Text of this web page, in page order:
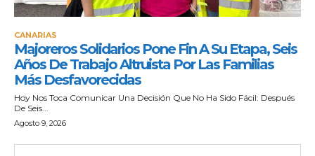
CANARIAS
Majoreros Solidarios Pone Fin A Su Etapa, Seis
Años De Trabajo Altruista Por Las Familias
Más Desfavorecidas
Hoy Nos Toca Comunicar Una Decisión Que No Ha Sido Fácil: Después
De Seis...
Agosto 9, 2026